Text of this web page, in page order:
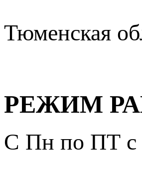
Тюменская
РЕЖИМ
С Пн по ПТ с